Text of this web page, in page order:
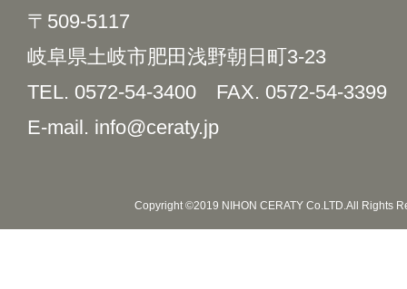
〒509-5117
岐阜県土岐市肥田浅野朝日町3-23
TEL. 0572-54-3400 FAX. 0572-54-3399
E-mail. info@ceraty.jp
Copyright ©2019 NIHON CERATY Co.LTD.All Rights